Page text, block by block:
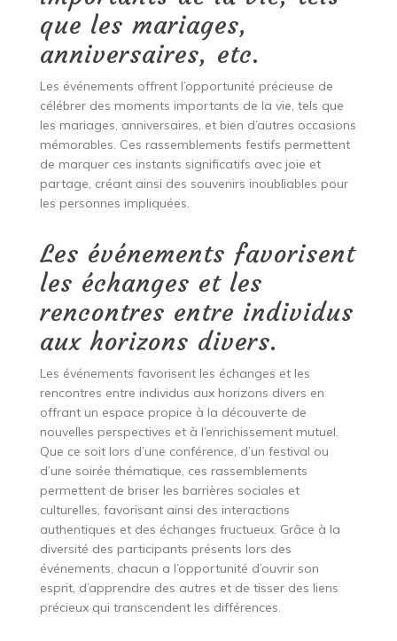
que les mariages,
anniversaires, etc.
Les événements offrent l’opportunité précieuse de
célébrer des moments importants de la vie, tels que
les mariages, anniversaires, et bien d’autres occasions
mémorables. Ces rassemblements festifs permettent
de marquer ces instants significatifs avec joie et
partage, créant ainsi des souvenirs inoubliables pour
les personnes impliquées.
Les événements favorisent
les échanges et les
rencontres entre individus
aux horizons divers.
Les événements favorisent les échanges et les
rencontres entre individus aux horizons divers en
offrant un espace propice à la découverte de
nouvelles perspectives et à l’enrichissement mutuel.
Que ce soit lors d’une conférence, d’un festival ou
d’une soirée thématique, ces rassemblements
permettent de briser les barrières sociales et
culturelles, favorisant ainsi des interactions
authentiques et des échanges fructueux. Grâce à la
diversité des participants présents lors des
événements, chacun a l’opportunité d’ouvrir son
esprit, d’apprendre des autres et de tisser des liens
précieux qui transcendent les différences.